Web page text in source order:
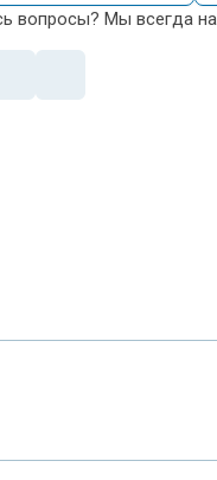
вопросы? Мы всегда